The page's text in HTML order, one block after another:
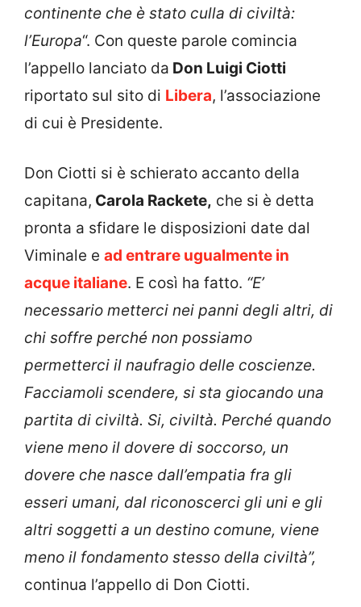
continente che è stato culla di civiltà:
l’Europa“. Con queste parole comincia
l’appello lanciato da Don Luigi Ciotti
riportato sul sito di Libera, l’associazione
di cui è Presidente.
Don Ciotti si è schierato accanto della
capitana, Carola Rackete, che si è detta
pronta a sfidare le disposizioni date dal
Viminale e ad entrare ugualmente in
acque italiane. E così ha fatto. “E’
necessario metterci nei panni degli altri, di
chi soffre perché non possiamo
permetterci il naufragio delle coscienze.
Facciamoli scendere, si sta giocando una
partita di civiltà. Si, civiltà. Perché quando
viene meno il dovere di soccorso, un
dovere che nasce dall’empatia fra gli
esseri umani, dal riconoscerci gli uni e gli
altri soggetti a un destino comune, viene
meno il fondamento stesso della civiltà”,
continua l’appello di Don Ciotti.